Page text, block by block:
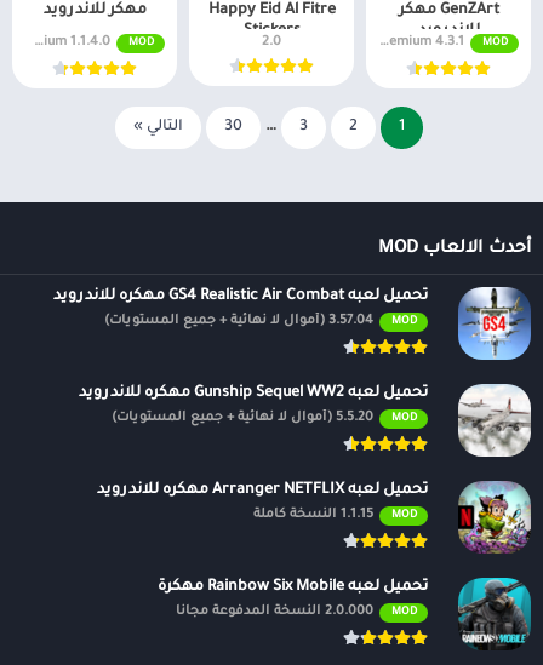
GenZArt مهكر
للاندرويد
MOD
4.3.1 Premium
Happy Eid Al Fitre
Stickers
2.0
مهكر للاندرويد
MOD 1.1.4.0 Premium مفتوح
1
2
3
…
30 التالي »
أحدث الالعاب MOD
تحميل لعبه GS4 Realistic Air Combat مهكره للاندرويد
MOD 3.57.04 (أموال لا نهائية + جميع المستويات)
تحميل لعبه Gunship Sequel WW2 مهكره للاندرويد
MOD 5.5.20 (أموال لا نهائية + جميع المستويات)
تحميل لعبه Arranger NETFLIX مهكره للاندرويد
MOD 1.1.15 النسخة كاملة
تحميل لعبه Rainbow Six Mobile مهكرة
MOD 2.0.000 النسخة المدفوعة مجانًا